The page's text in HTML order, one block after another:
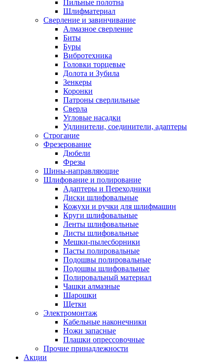
Пильные полотна
Шлифматериал
Сверление и завинчивание
Алмазное сверление
Биты
Буры
Вибротехника
Головки торцевые
Долота и Зубила
Зенкеры
Коронки
Патроны сверлильные
Сверла
Угловые насадки
Удлинители, соединители, адаптеры
Строгание
Фрезерование
Дюбели
Фрезы
Шины-направляющие
Шлифование и полирование
Адаптеры и Переходники
Диски шлифовальные
Кожухи и ручки для шлифмашин
Круги шлифовальные
Ленты шлифовальные
Листы шлифовальные
Мешки-пылесборники
Пасты полировальные
Подошвы полировальные
Подошвы шлифовальные
Полировальный материал
Чашки алмазные
Шарошки
Щетки
Электромонтаж
Кабельные наконечники
Ножи запасные
Плашки опрессовочные
Прочие принадлежности
Акции